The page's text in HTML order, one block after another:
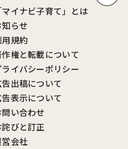
マイナビ子育て」とは
知らせ
用規約
権と転載について
ライバシーポリシー
出稿について
表示について
問い合わせ
詫びと訂正
会社